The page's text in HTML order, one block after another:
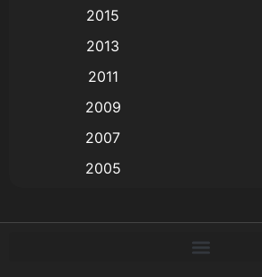
Animation แอนิเมชัน
(9)
Big tits (นมใหญ่)
Bitch (ผู้หญิงร่าน)
2015
2013
2011
2009
2007
2005